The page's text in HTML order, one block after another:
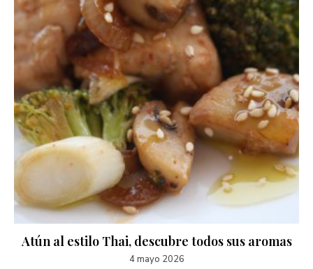
Atún al estilo Thai, descubre todos sus aromas
4 mayo 2026